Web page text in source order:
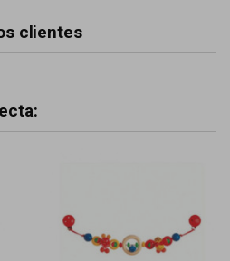
clientes